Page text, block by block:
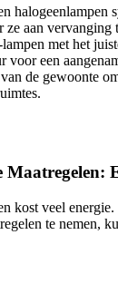
halogeenlampen
ze aan vervanging
met het
voor een
de gewoonte
Maatregelen:
kost veel
te nemen,